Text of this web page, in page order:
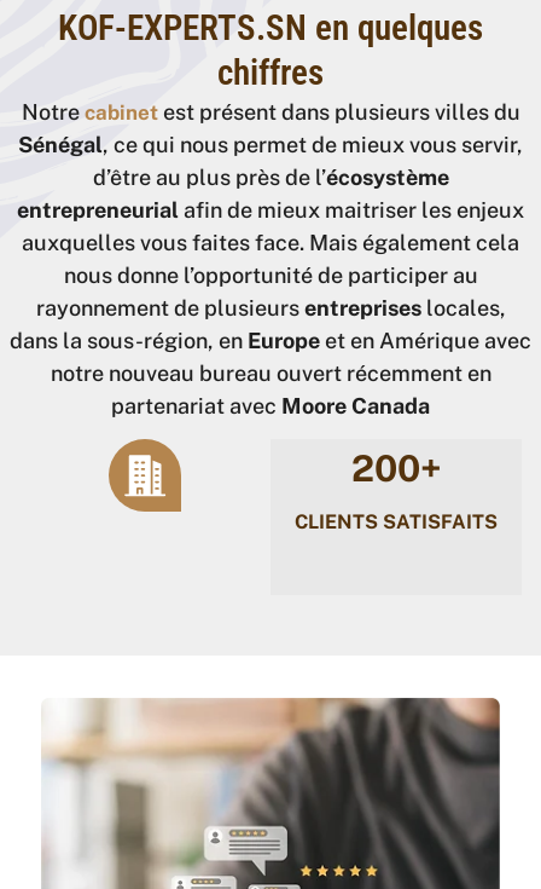
dans
de
leurs..
KOF-EXPERTS.SN en quelques
chiffres
Notre cabinet est présent dans plusieurs villes du
Sénégal, ce qui nous permet de mieux vous servir,
d’être au plus près de l’écosystème
entrepreneurial afin de mieux maitriser les enjeux
auxquelles vous faites face. Mais également cela
nous donne l’opportunité de participer au
rayonnement de plusieursentrepriseslocales,
dans la sous-région, en Europe et en Amérique avec
notre nouveau bureau ouvert récemment en
partenariat avec Moore Canada
CLIENTS SATISFAITS
200+